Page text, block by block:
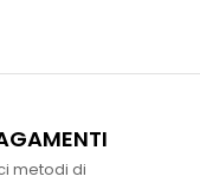
metodi di